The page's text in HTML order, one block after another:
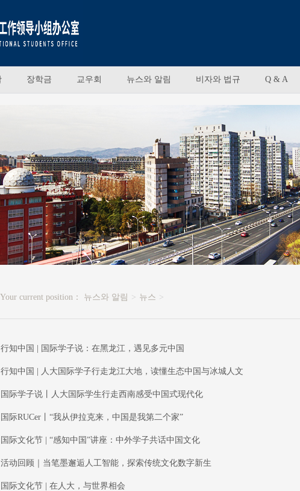
장학금 교우회 뉴스와 알림 비자와 법규 Q & A
Your current position： 뉴스와 알림 뉴스
行知中国 | 国际学子说：在黑龙江，遇见多元中国
行知中国 | 人大国际学子行走龙江大地，读懂生态中国与冰城人文
国际学子说丨人大国际学生行走西南感受中国式现代化
国际RUCer丨“我从伊拉克来，中国是我第二个家”
国际文化节 | “感知中国”讲座：中外学子共话中国文化
活动回顾｜当笔墨邂逅人工智能，探索传统文化数字新生
国际文化节 | 在人大，与世界相会